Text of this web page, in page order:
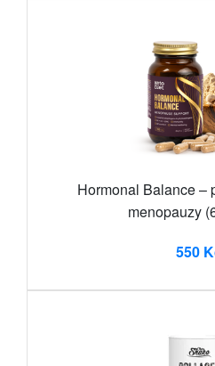
Hormonal Balance –
menopauzy
550